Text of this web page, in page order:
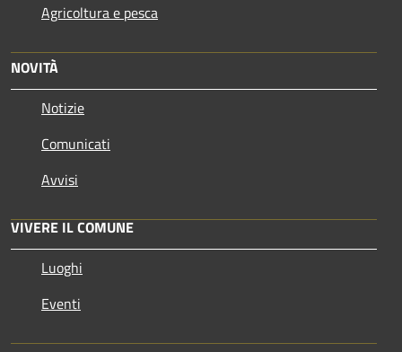
Agricoltura e pesca
NOVITÀ
Notizie
Comunicati
Avvisi
VIVERE IL COMUNE
Luoghi
Eventi